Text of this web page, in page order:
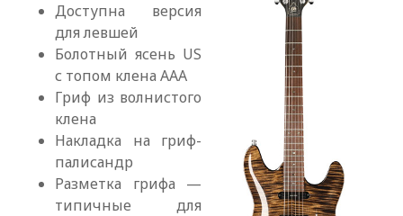
Доступна версия
для левшей
Болотный ясень US
с топом клена AAA
Гриф из волнистого
клена
Накладка на гриф-
палисандр
Разметка грифа —
типичные для